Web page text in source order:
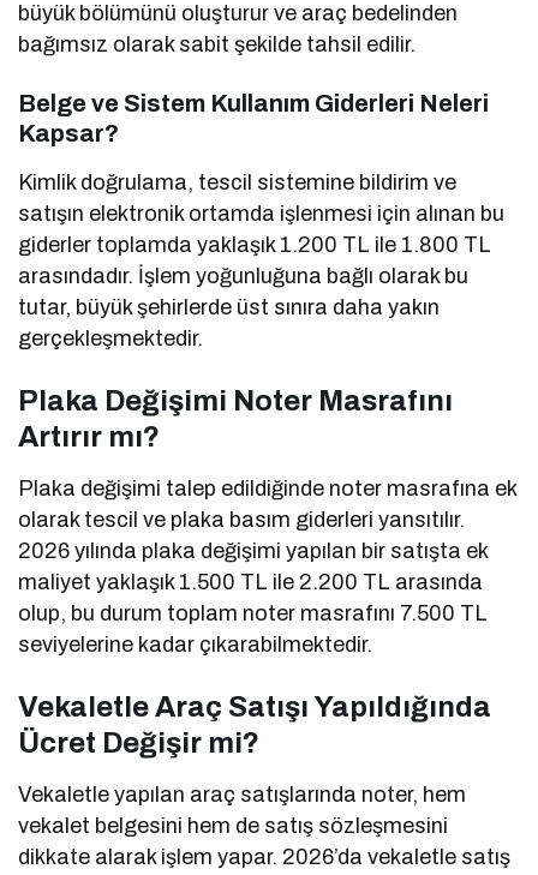
büyük bölümünü oluşturur ve araç bedelinden
bağımsız olarak sabit şekilde tahsil edilir.
Belge ve Sistem Kullanım Giderleri Neleri
Kapsar?
Kimlik doğrulama, tescil sistemine bildirim ve
satışın elektronik ortamda işlenmesi için alınan bu
giderler toplamda yaklaşık 1.200 TL ile 1.800 TL
arasındadır. İşlem yoğunluğuna bağlı olarak bu
tutar, büyük şehirlerde üst sınıra daha yakın
gerçekleşmektedir.
Plaka Değişimi Noter Masrafını
Artırır mı?
Plaka değişimi talep edildiğinde noter masrafına ek
olarak tescil ve plaka basım giderleri yansıtılır.
2026 yılında plaka değişimi yapılan bir satışta ek
maliyet yaklaşık 1.500 TL ile 2.200 TL arasında
olup, bu durum toplam noter masrafını 7.500 TL
seviyelerine kadar çıkarabilmektedir.
Vekaletle Araç Satışı Yapıldığında
Ücret Değişir mi?
Vekaletle yapılan araç satışlarında noter, hem
vekalet belgesini hem de satış sözleşmesini
dikkate alarak işlem yapar. 2026’da vekaletle satış